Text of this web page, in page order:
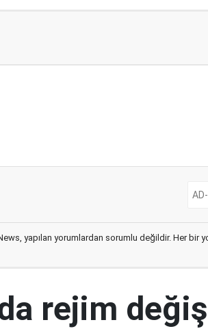
yapılan yorumlardan sorumlu değildir. Her bir
rejim